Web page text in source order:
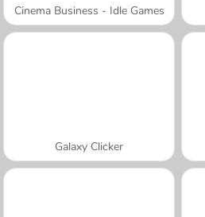
Cinema Business - Idle Games
Galaxy Clicker